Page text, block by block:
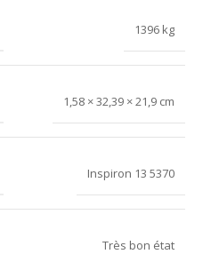
1396 kg
1,58 × 32,39 × 21,9 cm
Inspiron 13 5370
Très bon état